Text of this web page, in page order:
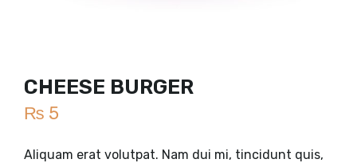
CHEESE BURGER
₨ 5
Aliquam erat volutpat. Nam dui mi, tincidunt quis,